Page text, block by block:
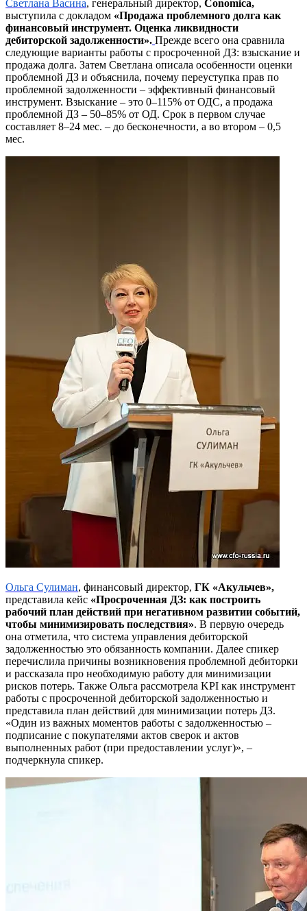
Светлана Васина, генеральный директор, Conomica,
выступила с докладом «Продажа проблемного долга как
финансовый инструмент. Оценка ликвидности
дебиторской задолженности». Прежде всего она сравнила
следующие варианты работы с просроченной ДЗ: взыскание и
продажа долга. Затем Светлана описала особенности оценки
проблемной ДЗ и объяснила, почему переуступка прав по
проблемной задолженности – эффективный финансовый
инструмент. Взыскание – это 0–115% от ОДС, а продажа
проблемной ДЗ – 50–85% от ОД. Срок в первом случае
составляет 8–24 мес. – до бесконечности, а во втором – 0,5
мес.
Ольга Сулиман, финансовый директор, ГК «Акульчев»,
представила кейс «Просроченная ДЗ: как построить
рабочий план действий при негативном развитии событий,
чтобы минимизировать последствия». В первую очередь
она отметила, что система управления дебиторской
задолженностью это обязанность компании. Далее спикер
перечислила причины возникновения проблемной дебиторки
и рассказала про необходимую работу для минимизации
рисков потерь. Также Ольга рассмотрела KPI как инструмент
работы с просроченной дебиторской задолженностью и
представила план действий для минимизации потерь ДЗ.
«Один из важных моментов работы с задолженностью –
подписание с покупателями актов сверок и актов
выполненных работ (при предоставлении услуг)», –
подчеркнула спикер.